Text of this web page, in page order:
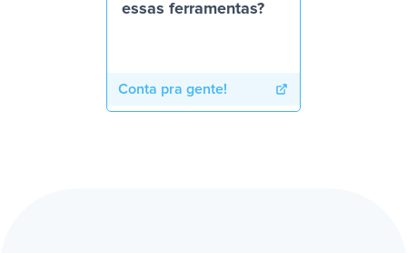
essas ferramentas?
Conta pra gente!